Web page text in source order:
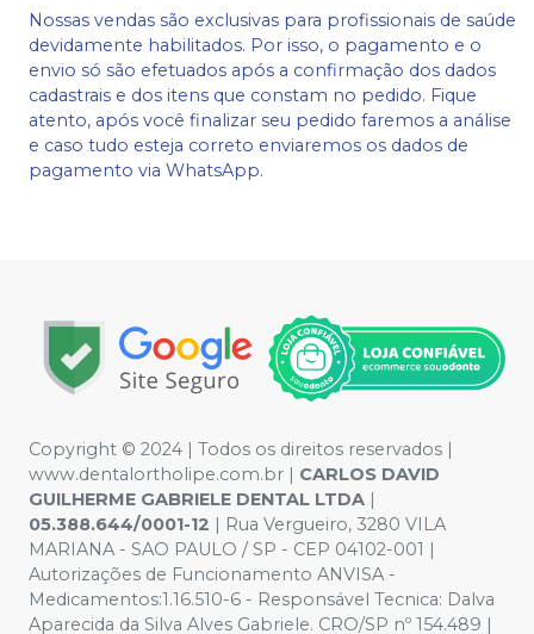
Nossas vendas são exclusivas para profissionais de saúde
devidamente habilitados. Por isso, o pagamento e o
envio só são efetuados após a confirmação dos dados
cadastrais e dos itens que constam no pedido. Fique
atento, após você finalizar seu pedido faremos a análise
e caso tudo esteja correto enviaremos os dados de
pagamento via WhatsApp.
Copyright © 2024 | Todos os direitos reservados |
www.dentalortholipe.com.br | CARLOS DAVID
GUILHERME GABRIELE DENTAL LTDA |
05.388.644/0001-12 | Rua Vergueiro, 3280 VILA
MARIANA - SAO PAULO / SP - CEP 04102-001 |
Autorizações de Funcionamento ANVISA -
Medicamentos:1.16.510-6 - Responsável Tecnica: Dalva
Aparecida da Silva Alves Gabriele. CRO/SP nº 154.489 |